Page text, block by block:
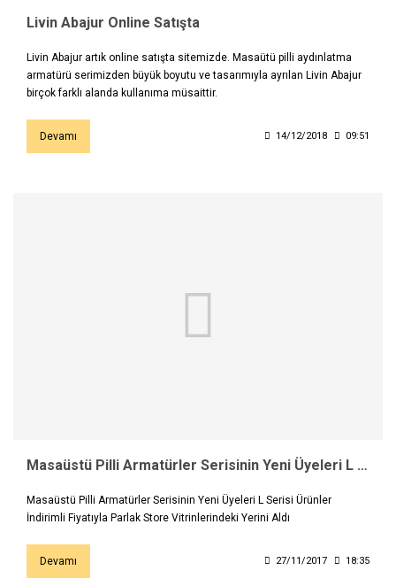
Livin Abajur Online Satışta
Livin Abajur artık online satışta sitemizde. Masaütü pilli aydınlatma
armatürü serimizden büyük boyutu ve tasarımıyla ayrılan Livin Abajur
birçok farklı alanda kullanıma müsaittir.
Devamı 14/12/2018 09:51
Masaüstü Pilli Armatürler Serisinin Yeni Üyeleri L Serisi Ürünler İndirimli Fiyatıyla…
Masaüstü Pilli Armatürler Serisinin Yeni Üyeleri L Serisi Ürünler
İndirimli Fiyatıyla Parlak Store Vitrinlerindeki Yerini Aldı
Devamı 27/11/2017 18:35